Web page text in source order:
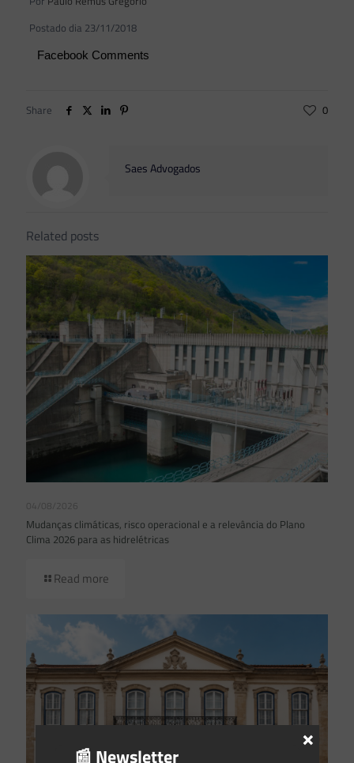
Postado dia 23/11/2018
Facebook Comments
Share 0
Saes Advogados
Related posts
04/08/2026
Mudanças climáticas, risco operacional e a relevância do Plano
Clima 2026 para as hidrelétricas
Read more
📰 Newsletter
×